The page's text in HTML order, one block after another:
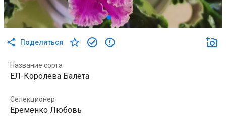
Поделиться
Название сорта
ЕЛ-Королева Балета
Селекционер
Еременко Любовь